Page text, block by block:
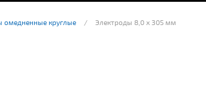
омедненные круглые Электроды 8,0 х 305 мм